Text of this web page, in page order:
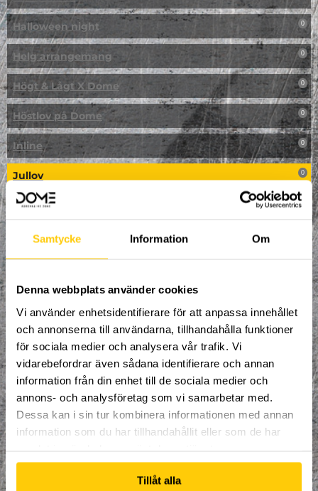
Samtycke Information Om
Denna webbplats använder cookies
Vi använder enhetsidentifierare för att anpassa innehållet
och annonserna till användarna, tillhandahålla funktioner
för sociala medier och analysera vår trafik. Vi
vidarebefordrar även sådana identifierare och annan
information från din enhet till de sociala medier och
annons- och analysföretag som vi samarbetar med.
Dessa kan i sin tur kombinera informationen med annan
information som du har tillhandahållit eller som de har
Tillåt alla
Halloween night 0
Helg arrangemang 0
Högt & Lågt X Dome 0
Höstlov på Dome 0
Inline 0
Jullov 0
Kampanj 0
Kickbike
Klättring
LAN
Multisport
Mässa
NPF-Träning